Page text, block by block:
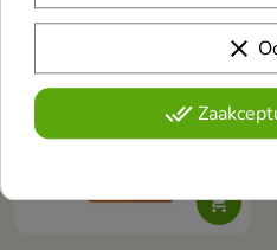
przywraca zdrowy wygląd.
Zapewnia optymalne nawilżenie,

favorite_border
clear
done_all